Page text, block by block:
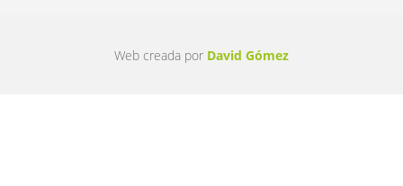
Web creada por David Gómez